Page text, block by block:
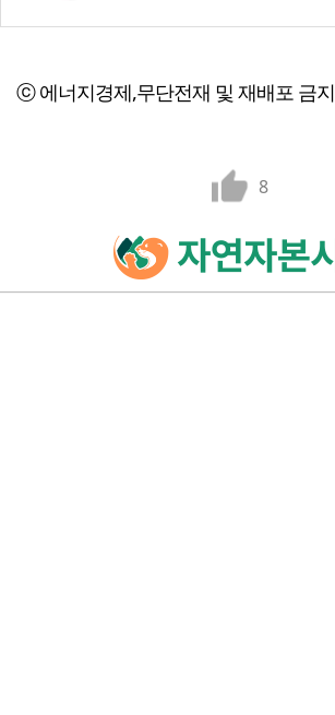
ⓒ 에너지경제,무단전재 및 재배포 금지
8